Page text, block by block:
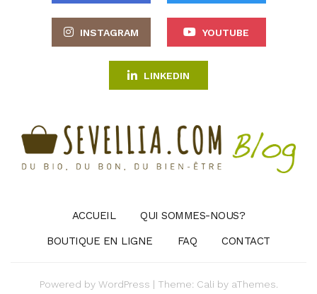
INSTAGRAM YOUTUBE
LINKEDIN
ACCUEIL
QUI SOMMES-NOUS?
BOUTIQUE EN LIGNE
FAQ CONTACT
Powered by WordPress | Theme: Cali by aThemes.